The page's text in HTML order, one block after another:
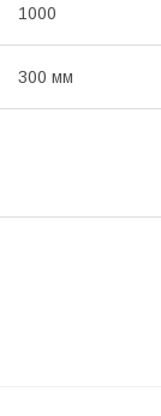
1000
300 мм